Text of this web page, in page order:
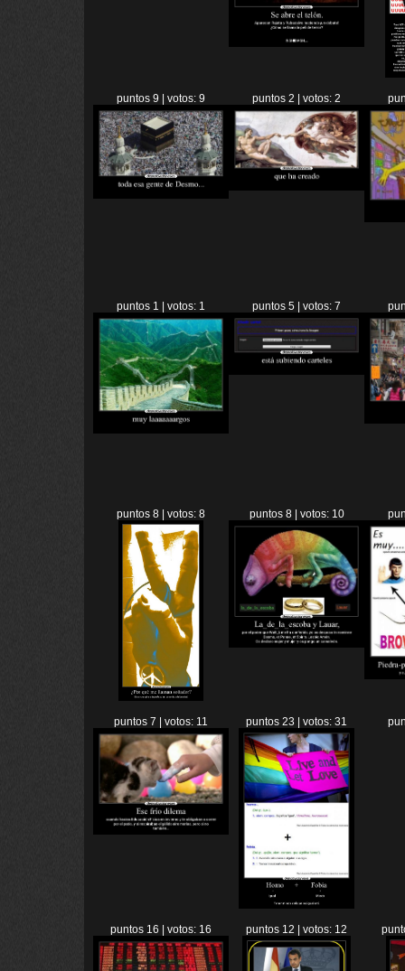
puntos 9 | votos: 9 puntos 2 | votos: 2
puntos 1 | votos: 1 puntos 5 | votos: 7
puntos 8 | votos: 8 puntos 8 | votos: 10
puntos 7 | votos: 11 puntos 23 | votos: 31
puntos 16 | votos: 16 puntos 12 | votos: 12